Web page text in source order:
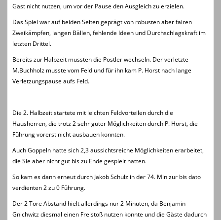
Gast nicht nutzen, um vor der Pause den Ausgleich zu erzielen.
Das Spiel war auf beiden Seiten geprägt von robusten aber fairen
Zweikämpfen, langen Bällen, fehlende Ideen und Durchschlagskraft im
letzten Drittel.
Bereits zur Halbzeit mussten die Postler wechseln. Der verletzte
M.Buchholz musste vom Feld und für ihn kam P. Horst nach lange
Verletzungspause aufs Feld.
Die 2. Halbzeit startete mit leichten Feldvorteilen durch die
Hausherren, die trotz 2 sehr guter Möglichkeiten durch P. Horst, die
Führung vorerst nicht ausbauen konnten.
Auch Goppeln hatte sich 2,3 aussichtsreiche Möglichkeiten erarbeitet,
die Sie aber nicht gut bis zu Ende gespielt hatten.
So kam es dann erneut durch Jakob Schulz in der 74. Min zur bis dato
verdienten 2 zu 0 Führung.
Der 2 Tore Abstand hielt allerdings nur 2 Minuten, da Benjamin
Gnichwitz diesmal einen Freistoß nutzen konnte und die Gäste dadurch